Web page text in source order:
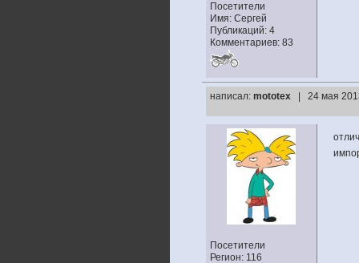
Посетители
Имя: Сергей
Публикаций: 4
Комментариев: 83
написал: mototex | 24 мая
Посетители
Регион: 116